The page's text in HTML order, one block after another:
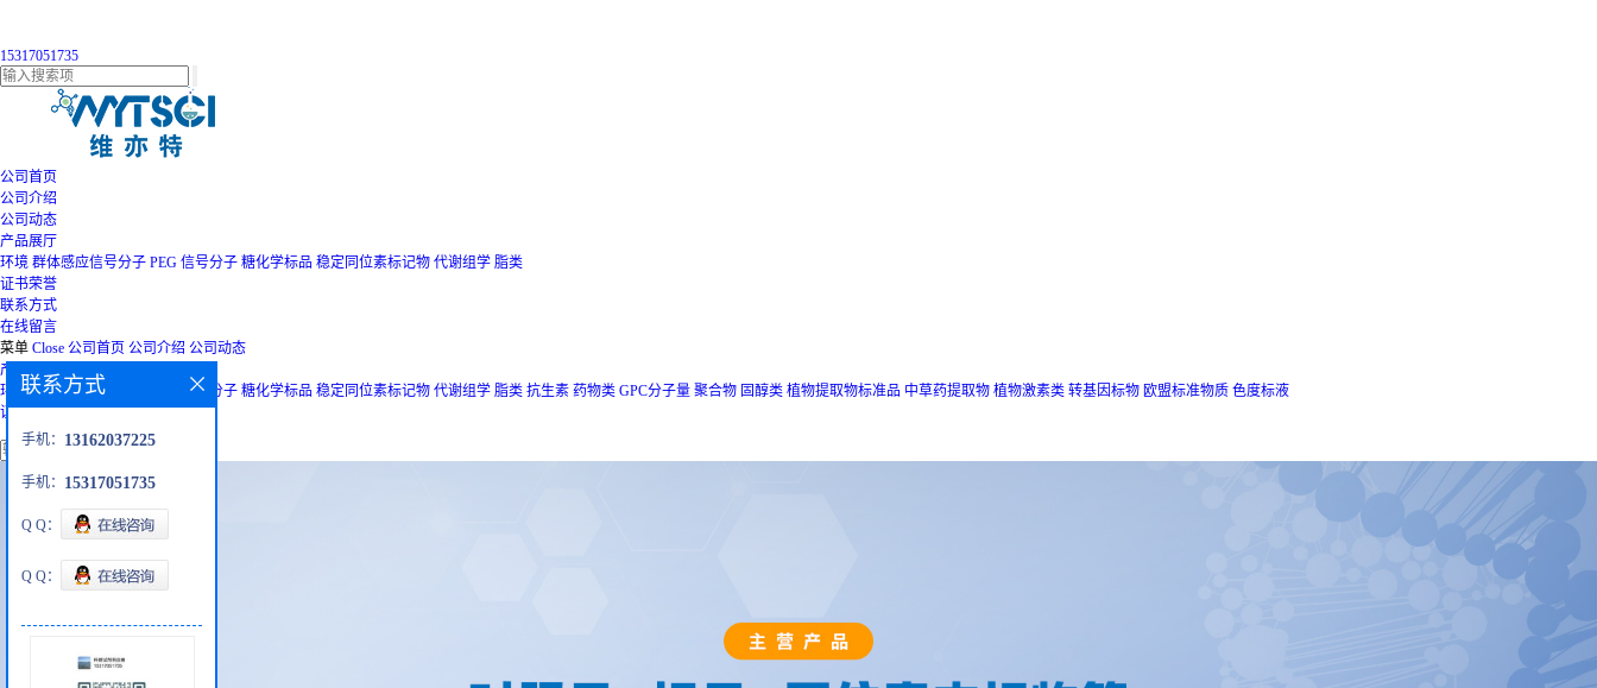
15317051735
公司首页
公司介绍
公司动态
产品展厅
环境 群体感应信号分子 PEG 信号分子 糖化学标品 稳定同位素标记物 代谢组学 脂类
证书荣誉
联系方式
在线留言
菜单 Close 公司首页 公司介绍 公司动态
产品展厅
环境 群体感应信号分子 信号分子 糖化学标品 稳定同位素标记物 代谢组学 脂类 抗生素 药物类 GPC分子量 聚合物 固醇类 植物提取物标准品 中草药提取物 植物激素类 转基因标物 欧盟标准物质 色度标液
证书荣誉 联系方式 在线留言
联系方式
手机： 13162037225
手机： 15317051735
Q Q：
Q Q：